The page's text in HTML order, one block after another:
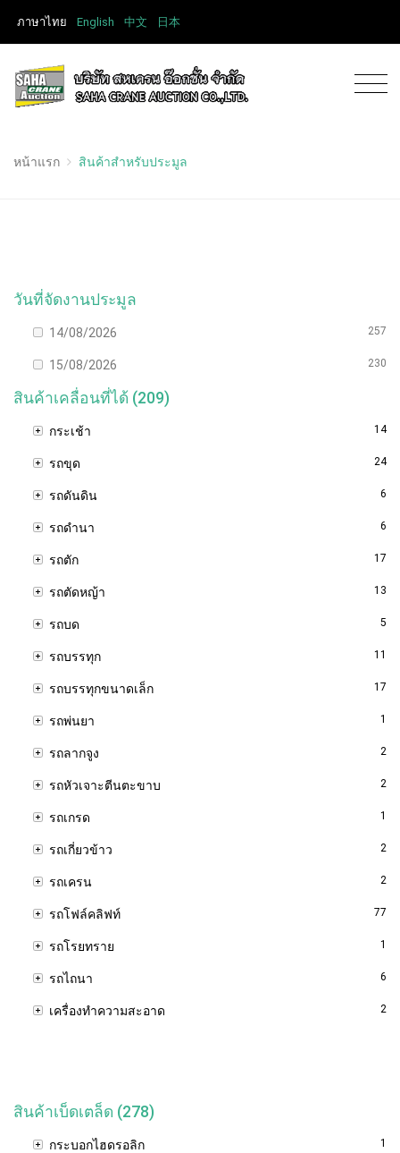
ภาษาไทย English 中文 日本
หน้าแรก สินค้าสำหรับประมูล
วันที่จัดงานประมูล
14/08/2026 257
15/08/2026 230
สินค้าเคลื่อนที่ได้ (209)
กระเช้า 14
รถขุด 24
รถดันดิน 6
รถดำนา 6
รถตัก 17
รถตัดหญ้า 13
รถบด 5
รถบรรทุก 11
รถบรรทุกขนาดเล็ก 17
รถพ่นยา 1
รถลากจูง 2
รถหัวเจาะตีนตะขาบ 2
รถเกรด 1
รถเกี่ยวข้าว 2
รถเครน 2
รถโฟล์คลิฟท์ 77
รถโรยทราย 1
รถไถนา 6
เครื่องทำความสะอาด 2
สินค้าเบ็ดเตล็ด (278)
กระบอกไฮดรอลิก 1